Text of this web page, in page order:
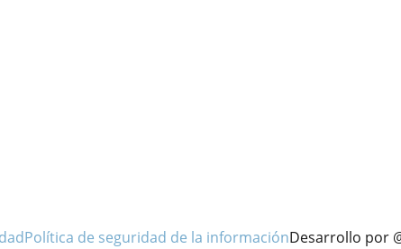
Política de seguridad de la informaciónDesarrollo por